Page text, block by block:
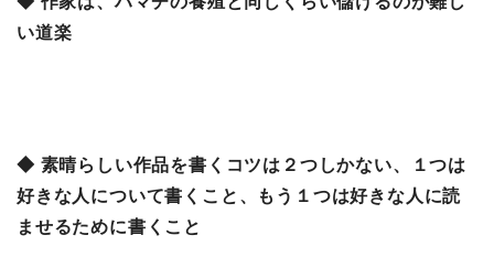
い道楽
◆ 素晴らしい作品を書くコツは２つしかない、１つは
好きな人について書くこと、もう１つは好きな人に読
ませるために書くこと